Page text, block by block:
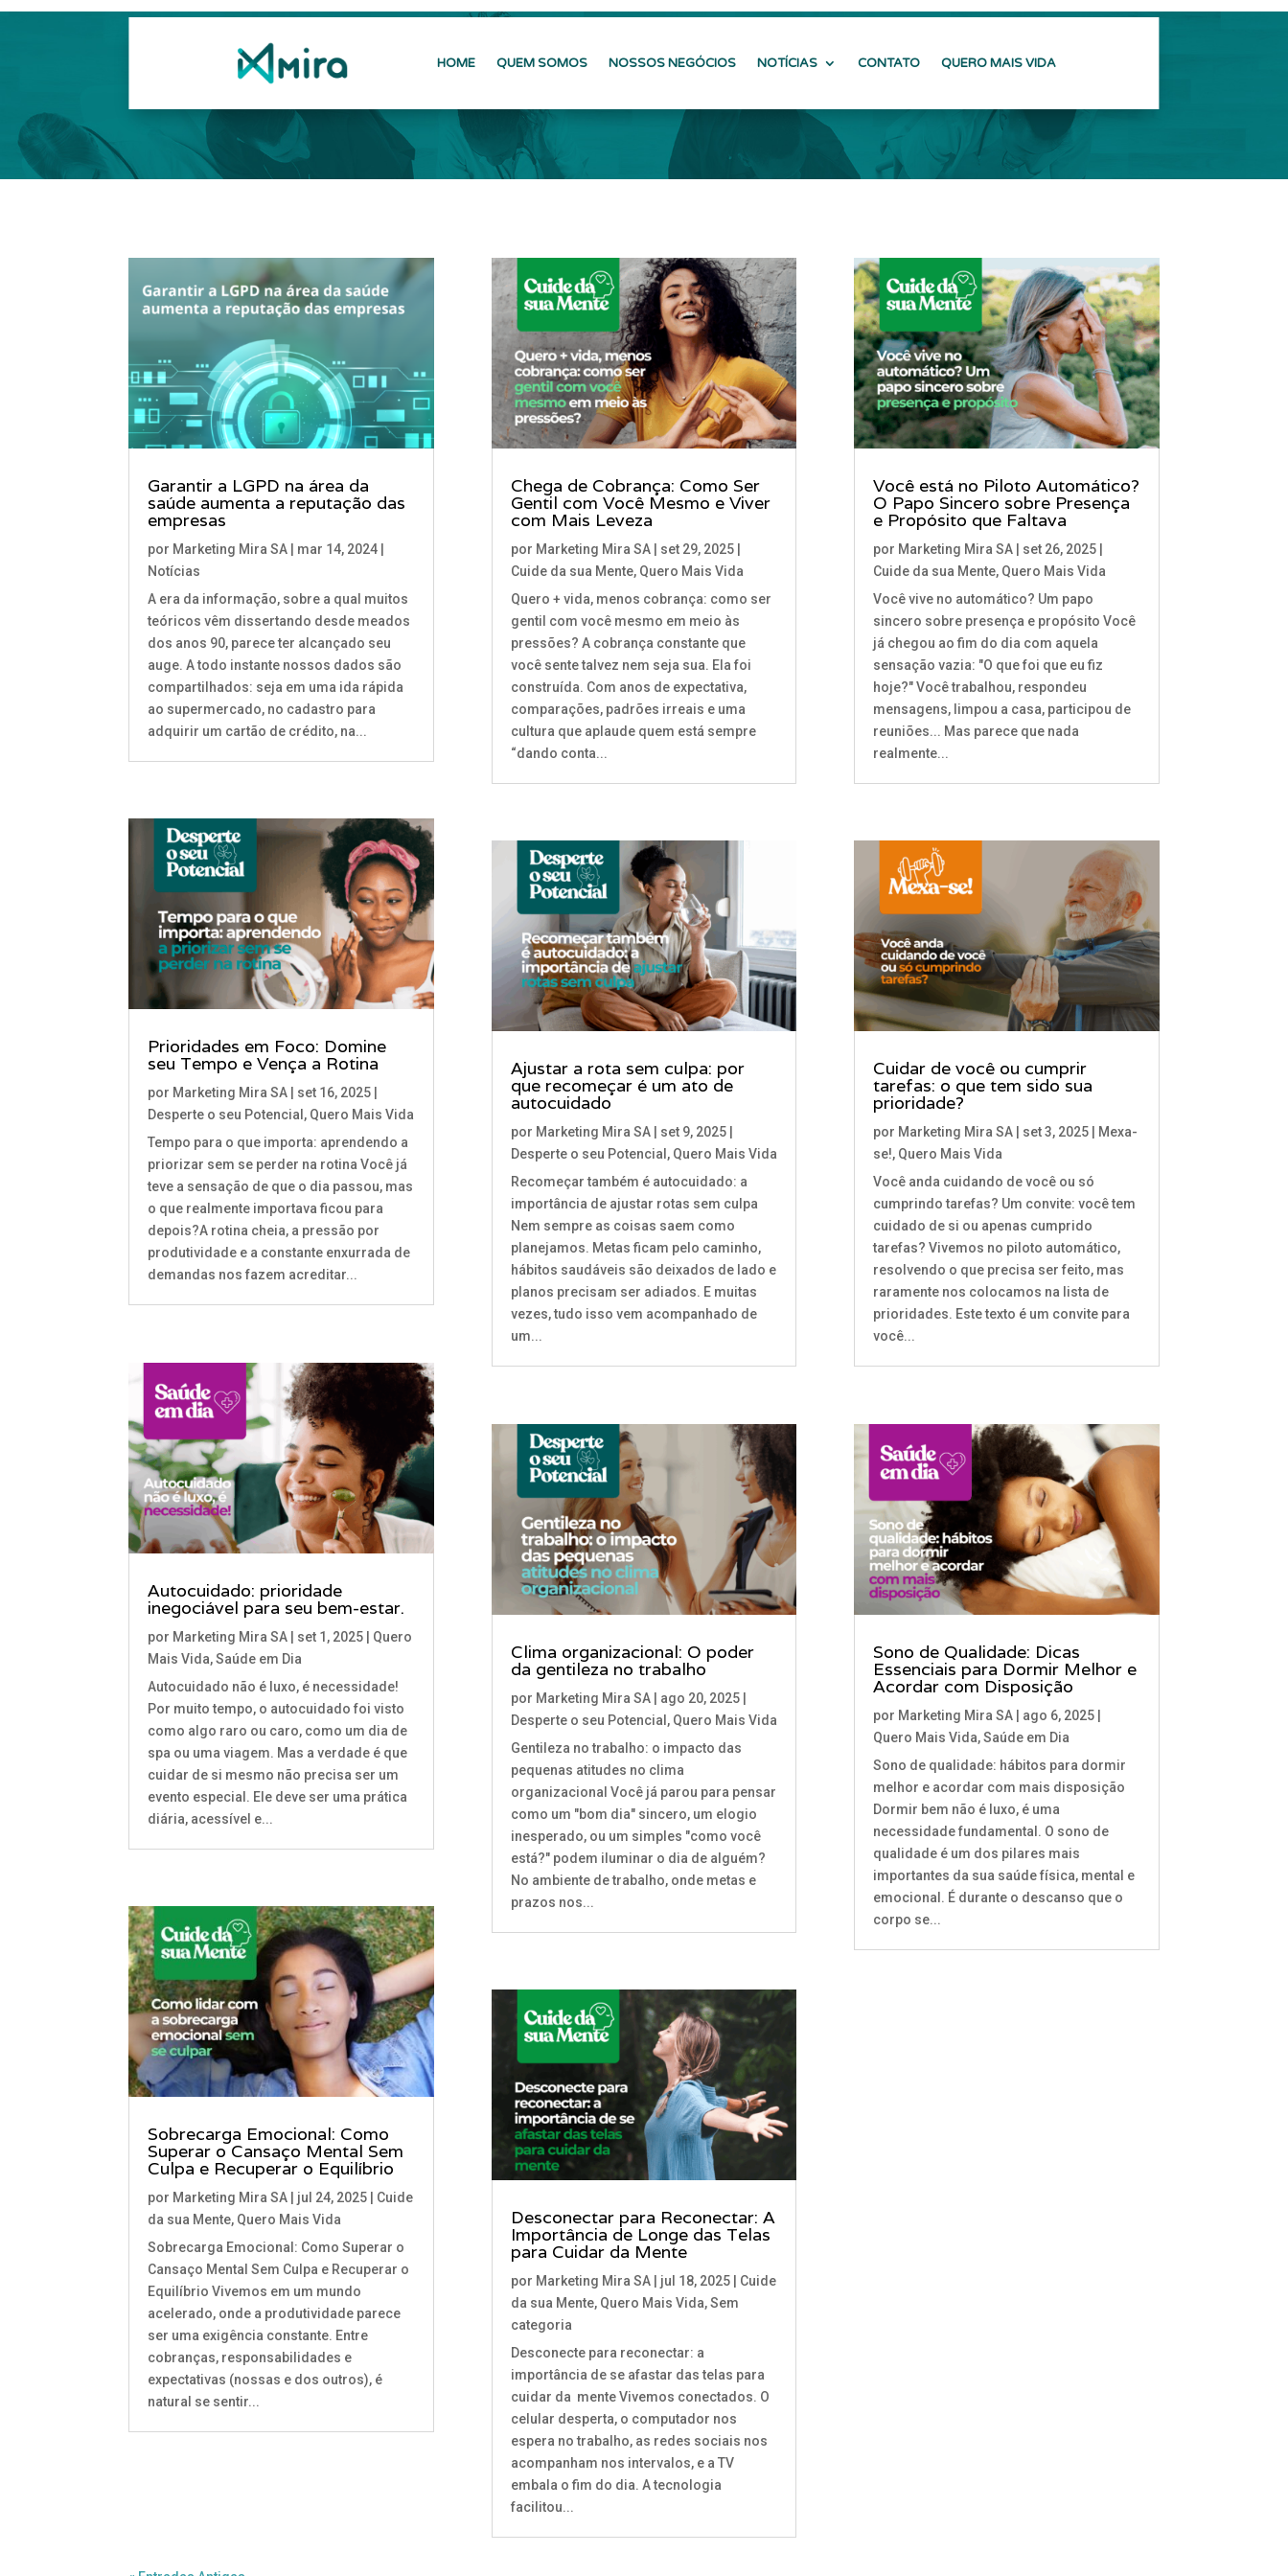
HOME QUEM SOMOS NOSSOS NEGÓCIOS NOTÍCIAS CONTATO QUERO MAIS VIDA
Garantir a LGPD na área da
saúde aumenta a reputação das
empresas
por Marketing Mira SA mar 14, 2024
Notícias
A era da informação, sobre a qual muitos
teóricos vêm dissertando desde meados
dos anos 90, parece ter alcançado seu
auge. A todo instante nossos dados são
compartilhados: seja em uma ida rápida
ao supermercado, no cadastro para
adquirir um cartão de crédito, na...
Prioridades em Foco: Domine
seu Tempo e Vença a Rotina
por Marketing Mira SA set 16, 2025
Desperte o seu Potencial , Quero Mais Vida
Tempo para o que importa: aprendendo a
priorizar sem se perder na rotina Você já
teve a sensação de que o dia passou, mas
o que realmente importava ficou para
depois?A rotina cheia, a pressão por
produtividade e a constante enxurrada de
demandas nos fazem acreditar...
Autocuidado: prioridade
inegociável para seu bem-estar.
por Marketing Mira SA set 1, 2025
Quero
Mais Vida,Saúde em Dia
Autocuidado não é luxo, é necessidade!
Por muito tempo, o autocuidado foi visto
como algo raro ou caro, como um dia de
spa ou uma viagem. Mas a verdade é que
cuidar de si mesmo não precisa ser um
evento especial. Ele deve ser uma prática
diária, acessível e...
Sobrecarga Emocional: Como
Superar o Cansaço Mental Sem
Culpa e Recuperar o Equilíbrio
por Marketing Mira SA jul 24, 2025
Cuide
da sua Mente, Quero Mais Vida
Sobrecarga Emocional: Como Superar o
Cansaço Mental Sem Culpa e Recuperar o
Equilíbrio Vivemos em um mundo
acelerado, onde a produtividade parece
ser uma exigência constante. Entre
cobranças, responsabilidades e
expectativas (nossas e dos outros), é
natural se sentir...
Chega de Cobrança: Como Ser
Gentil com Você Mesmo e Viver
com Mais Leveza
por Marketing Mira SA| set 29, 2025|
Cuide da sua Mente, Quero Mais Vida
Quero + vida, menos cobrança: como ser
gentil com você mesmo em meio às
pressões? A cobrança constante que
você sente talvez nem seja sua. Ela foi
construída. Com anos de expectativa,
comparações, padrões irreais e uma
cultura que aplaude quem está sempre
“dando conta...
Ajustar a rota sem culpa: por
que recomeçar é um ato de
autocuidado
por Marketing Mira SA| set 9, 2025|
Desperte o seu Potencial , Quero Mais Vida
Recomeçar também é autocuidado: a
importância de ajustar rotas sem culpa
Nem sempre as coisas saem como
planejamos. Metas ficam pelo caminho,
hábitos saudáveis são deixados de lado e
planos precisam ser adiados. E muitas
vezes, tudo isso vem acompanhado de
um...
Clima organizacional: O poder
da gentileza no trabalho
por Marketing Mira SA| ago 20, 2025|
Desperte o seu Potencial , Quero Mais Vida
Gentileza no trabalho: o impacto das
pequenas atitudes no clima
organizacional Você já parou para pensar
como um "bom dia" sincero, um elogio
inesperado, ou um simples "como você
está?" podem iluminar o dia de alguém?
No ambiente de trabalho, onde metas e
prazos nos...
Desconectar para Reconectar: A
Importância de Longe das Telas
para Cuidar da Mente
por Marketing Mira SA| jul 18, 2025| Cuide
da sua Mente, Quero Mais Vida,Sem
categoria
Desconecte para reconectar: a
importância de se afastar das telas para
cuidar da mente Vivemos conectados. O
celular desperta, o computador nos
espera no trabalho, as redes sociais nos
acompanham nos intervalos, e a TV
embala o fim do dia. A tecnologia
facilitou...
Você está no Piloto Automático?
O Papo Sincero sobre Presença
e Propósito que Faltava
por Marketing Mira SA| set 26, 2025|
Cuide da sua Mente, Quero Mais Vida
Você vive no automático? Um papo
sincero sobre presença e propósito Você
já chegou ao fim do dia com aquela
sensação vazia: "O que foi que eu fiz
hoje?" Você trabalhou, respondeu
mensagens, limpou a casa, participou de
reuniões... Mas parece que nada
realmente...
Cuidar de você ou cumprir
tarefas: o que tem sido sua
prioridade?
por Marketing Mira SA| set 3, 2025|
Mexa-
se!, Quero Mais Vida
Você anda cuidando de você ou só
cumprindo tarefas? Um convite: você tem
cuidado de si ou apenas cumprido
tarefas? Vivemos no piloto automático,
resolvendo o que precisa ser feito, mas
raramente nos colocamos na lista de
prioridades. Este texto é um convite para
você...
Sono de Qualidade: Dicas
Essenciais para Dormir Melhor e
Acordar com Disposição
por Marketing Mira SA| ago 6, 2025|
Quero Mais Vida,Saúde em Dia
Sono de qualidade: hábitos para dormir
melhor e acordar com mais disposição
Dormir bem não é luxo, é uma
necessidade fundamental. O sono de
qualidade é um dos pilares mais
importantes da sua saúde física, mental e
emocional. É durante o descanso que o
corpo se...